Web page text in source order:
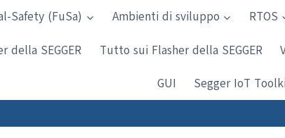
Safety (FuSa) Ambienti di sviluppo RTOS
della SEGGER Tutto sui Flasher della SEGGER
GUI
Segger IoT